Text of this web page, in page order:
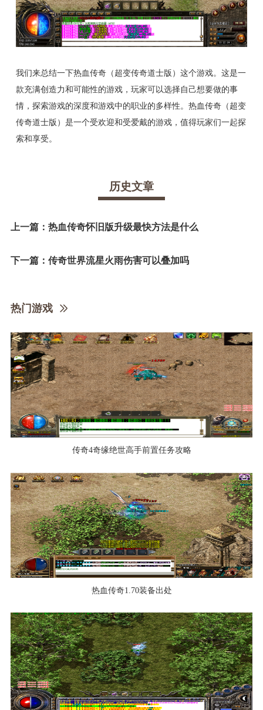
我们来总结一下热血传奇（超变传奇道士版）这个游戏。这是一
款充满创造力和可能性的游戏，玩家可以选择自己想要做的事
情，探索游戏的深度和游戏中的职业的多样性。热血传奇（超变
传奇道士版）是一个受欢迎和受爱戴的游戏，值得玩家们一起探
索和享受。
历史文章
上一篇： 热血传奇怀旧版升级最快方法是什么
下一篇： 传奇世界流星火雨伤害可以叠加吗
热门游戏
传奇4奇缘绝世高手前置任务攻略
热血传奇1.70装备出处